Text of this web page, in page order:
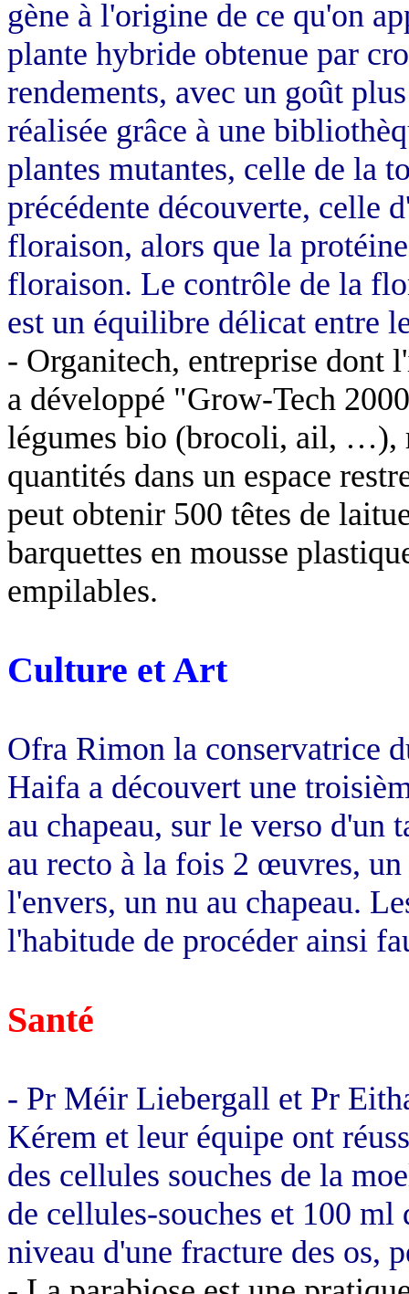
gène à l'origine de ce qu'on
plante hybride obtenue par
rendements, avec un goût
réalisée grâce à une
plantes mutantes, celle de la
précédente découverte, celle
floraison, alors que la
floraison. Le contrôle de la
est un équilibre délicat entre
- Organitech, entreprise dont
a développé "Grow-Tech
légumes bio (brocoli, ail, …),
quantités dans un espace
peut obtenir 500 têtes de
barquettes en mousse
empilables.
Culture et Art
Ofra Rimon la conservatrice
Haifa a découvert une
au chapeau, sur le verso d'un
au recto à la fois 2 œuvres,
l'envers, un nu au chapeau.
l'habitude de procéder ainsi
Santé
- Pr Méir Liebergall et Pr
Kérem et leur équipe ont
des cellules souches de la
de cellules-souches et 100 ml
niveau d'une fracture des os,